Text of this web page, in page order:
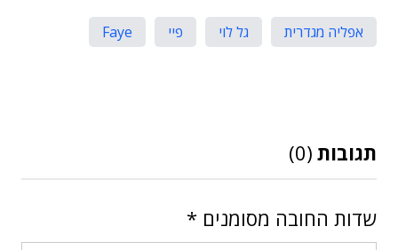
אפליה מגדרית גל לוי פיי Faye
תגובות (0)
שדות החובה מסומנים *